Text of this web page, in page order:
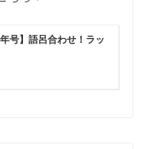
年号】語呂合わせ！ラッ